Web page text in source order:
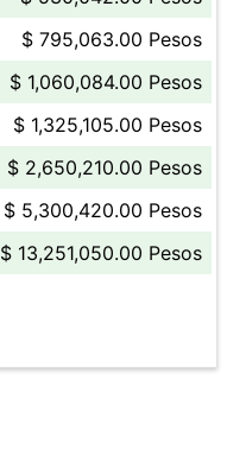
$ 795,063.00 Pesos
$ 1,060,084.00 Pesos
$ 1,325,105.00 Pesos
$ 2,650,210.00 Pesos
$ 5,300,420.00 Pesos
$ 13,251,050.00 Pesos